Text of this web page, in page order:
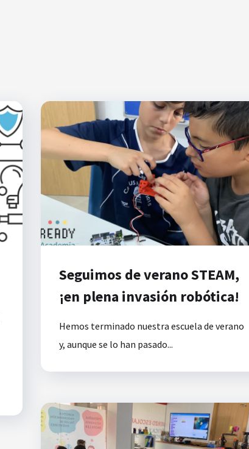
Seguimos de verano STEAM,
¡en plena invasión robótica!
Hemos terminado nuestra escuela de verano
y, aunque se lo han pasado...